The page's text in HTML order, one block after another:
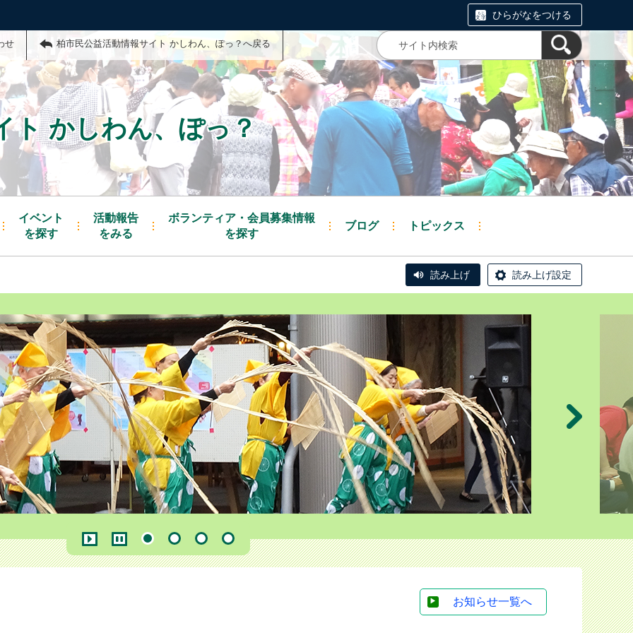
ひらがなをつける
せ 柏市民公益活動情報サイト かしわん、ぽっ？へ戻る
ト かしわん、ぽっ？
イベント
を探す
活動報告
をみる
ボランティア・会員募集情報
を探す
ブログ トピックス
読み上げ 読み上げ設定
お知らせ一覧へ